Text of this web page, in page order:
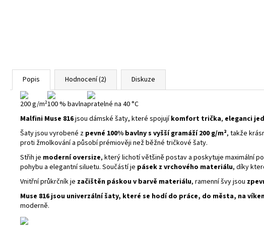
Popis Hodnocení (2) Diskuze
200 g/m²100 % bavlnapratelné na 40 °C
Malfini Muse 816jsou dámské šaty, které spojujíkomfort trička, eleganci
Šaty jsou vyrobené z pevné 100% bavlny s vyšší gramáží 200 g/m², takže
proti žmolkování a působí prémiověji než běžné tričkové šaty.
Střih je moderní oversize, který lichotí většině postav a poskytuje maximální
pohybu a elegantní siluetu. Součástí je pásek z vrchového materiálu, díky
Vnitřní průkrčník je začištěn páskou v barvě materiálu, ramenní švy jsou
Muse 816 jsou univerzální šaty, které se hodí do práce, do města, na
moderně.